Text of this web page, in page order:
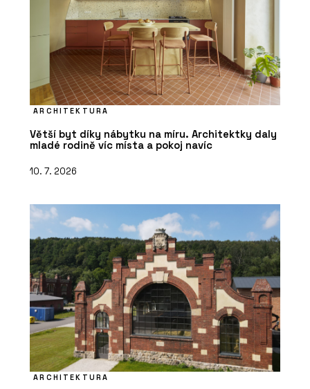
ARCHITEKTURA
Větší byt díky nábytku na míru. Architektky daly
mladé rodině víc místa a pokoj navíc
10. 7. 2026
ARCHITEKTURA